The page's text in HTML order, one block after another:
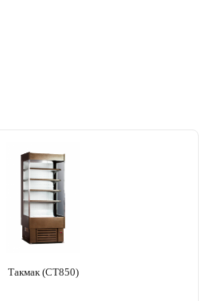
Такмак (СТ850)